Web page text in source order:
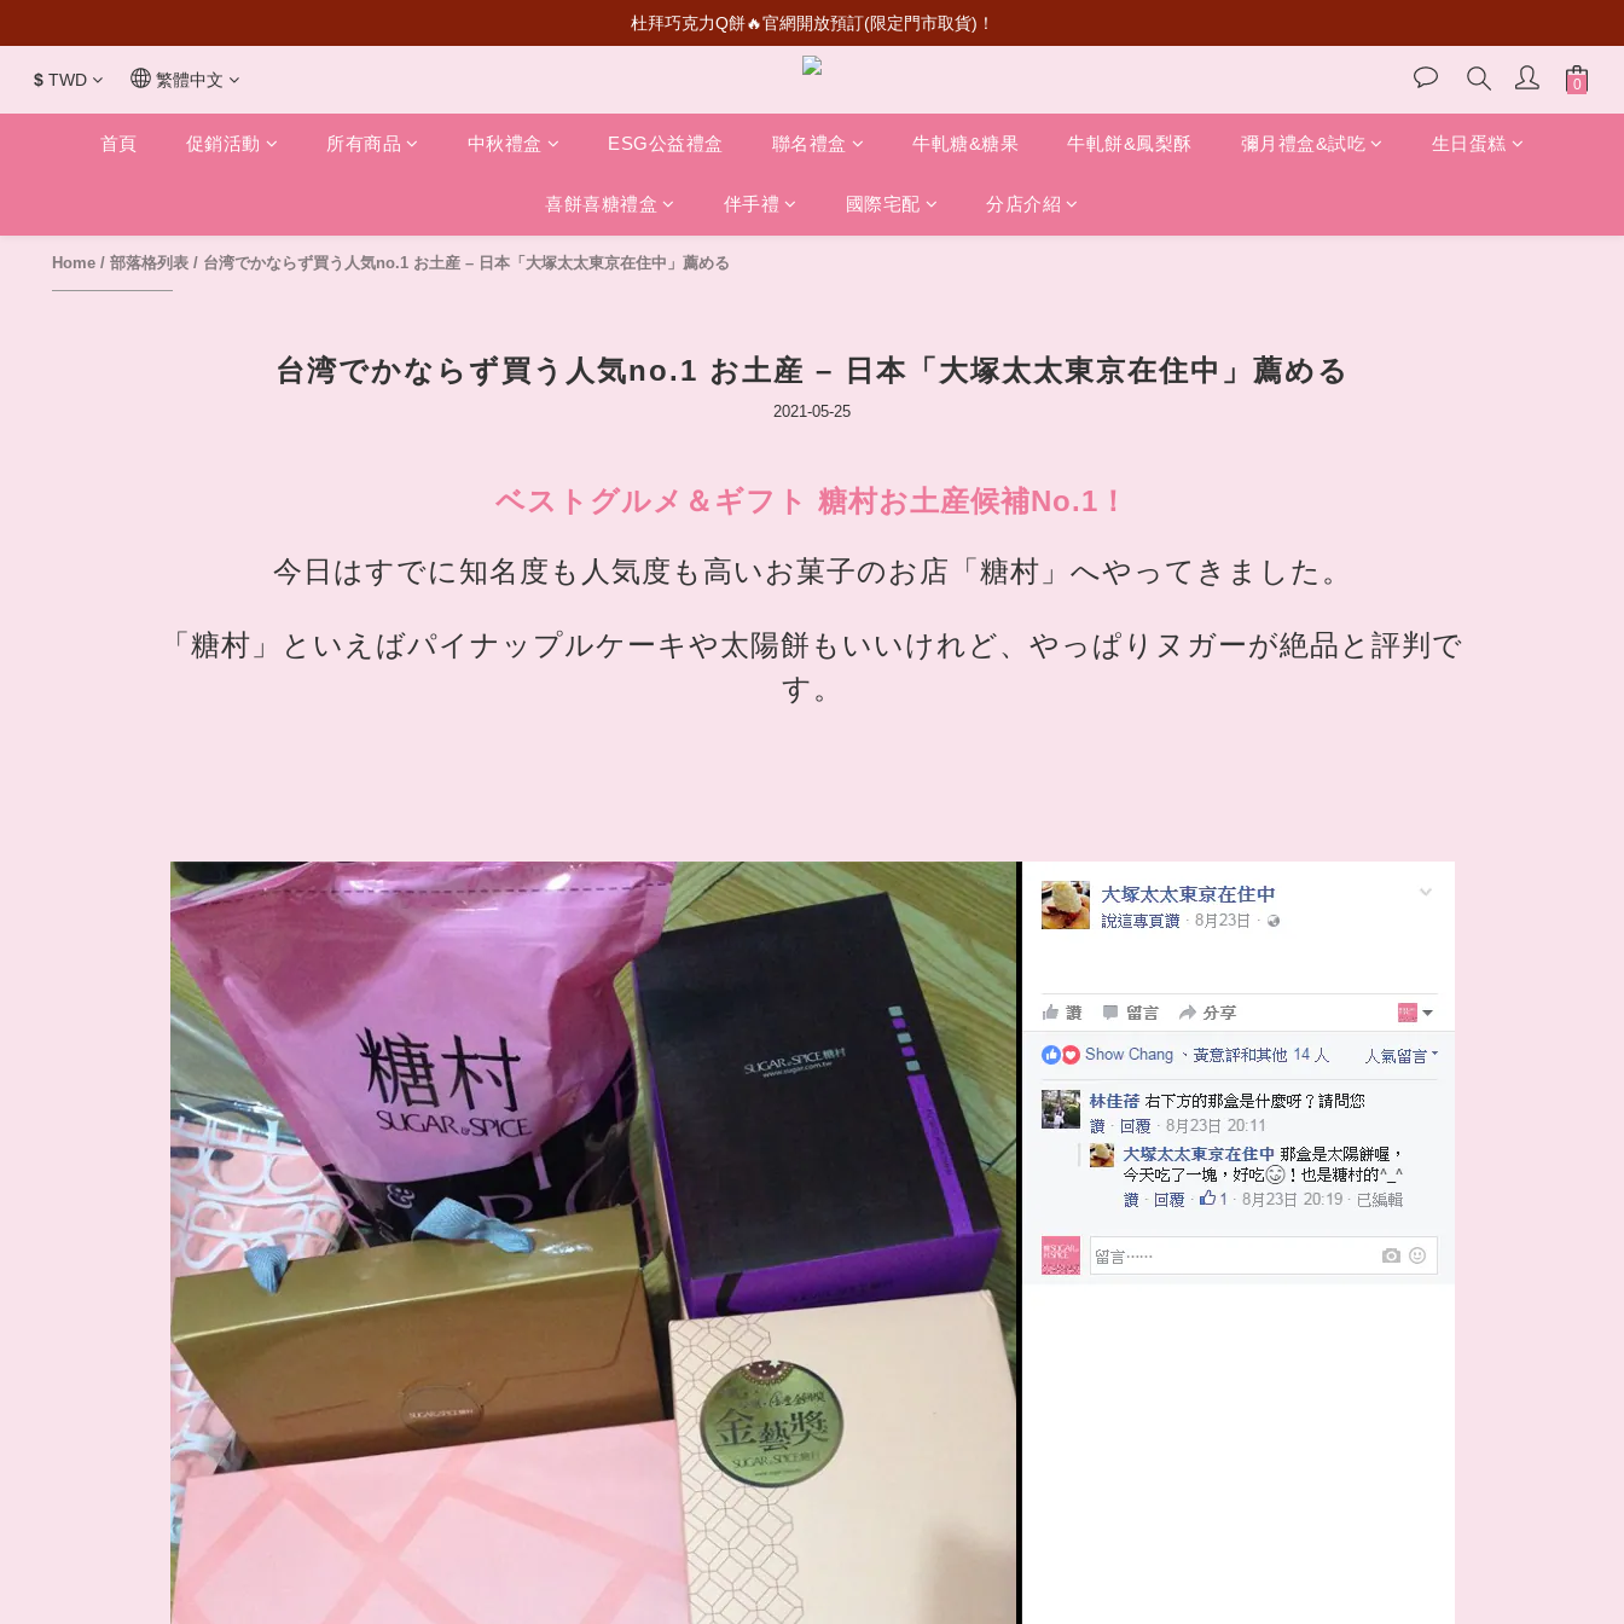
超級瑪利歐聯名登場！送禮收藏一次滿足
首次加入會員💰送50元購物金
$ TWD 繁體中文
首頁 促銷活動 所有商品 中秋禮盒 ESG公益禮盒 聯名禮盒 牛軋糖&糖果 牛軋餅&鳳梨酥 彌月禮盒&試吃 生日蛋糕
喜餅喜糖禮盒 伴手禮 國際宅配 分店介紹
Home / 部落格列表 / 台湾でかならず買う人気no.1 お土産 – 日本「大塚太太東京在住中」薦める
台湾でかならず買う人気no.1 お土産 – 日本「大塚太太東京在住中」薦める
2021-05-25
ベストグルメ＆ギフト 糖村お土産候補No.1！
今日はすでに知名度も人気度も高いお菓子のお店「糖村」へやってきました。
「糖村」といえばパイナップルケーキや太陽餅もいいけれど、やっぱりヌガーが絶品と評判で
す。